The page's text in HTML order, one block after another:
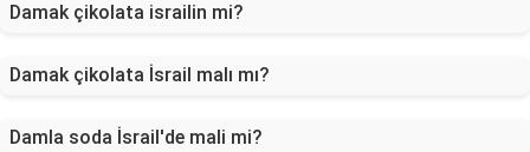
Damak çikolata israilin mi?
Damak çikolata İsrail malı mı?
Damla soda İsrail'de mali mi?